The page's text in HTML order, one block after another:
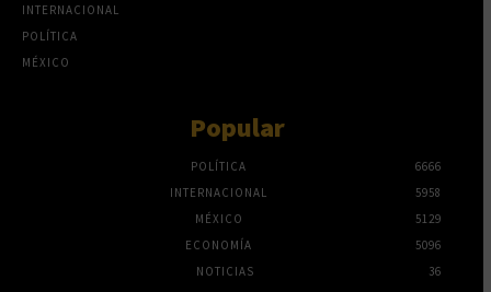
INTERNACIONAL
POLÍTICA
MÉXICO
Popular
POLÍTICA
6666
INTERNACIONAL
5958
MÉXICO
5129
ECONOMÍA
5096
NOTICIAS
36